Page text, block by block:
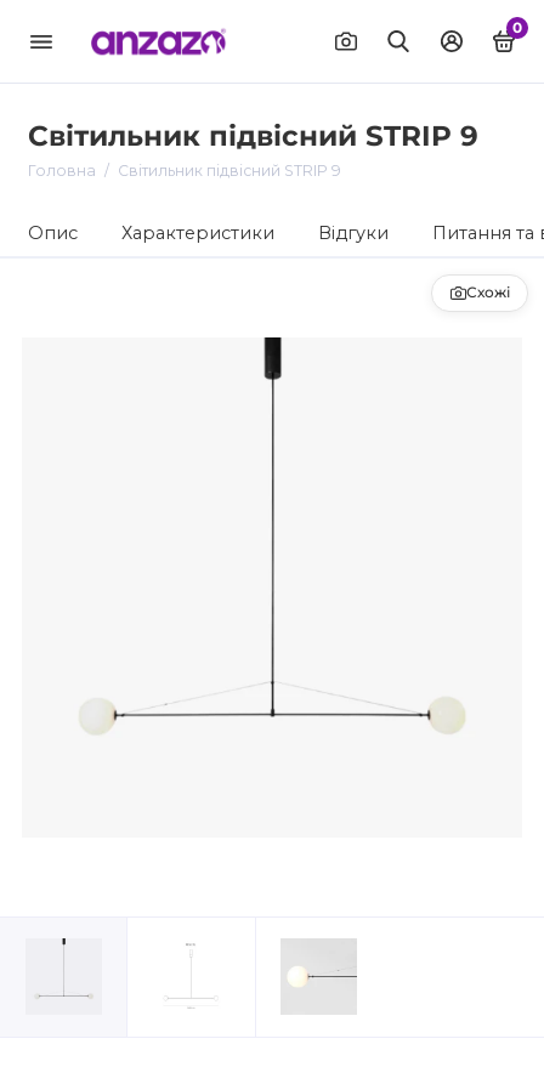
0
Світильник підвісний STRIP 9
Головна Світильник підвісний STRIP 9
Опис Характеристики Відгуки Питання та
Схожі